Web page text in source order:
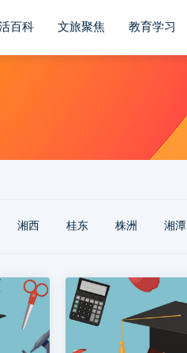
百科 文旅聚焦 教育学习
湘西 桂东 株洲 ‌湘潭